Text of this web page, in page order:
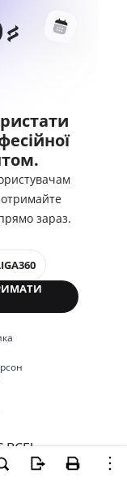
зараз.
ВСЕ!